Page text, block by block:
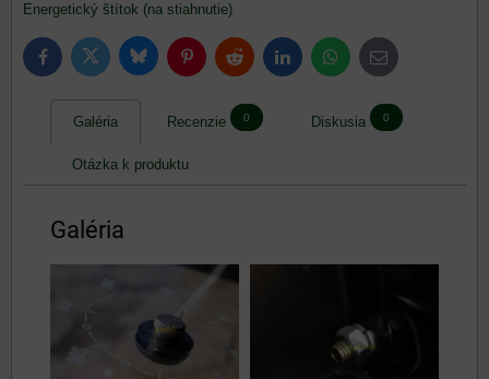
Energetický štítok (na stiahnutie)
FacebookTwitter BlueskyPinterestReddit LinkedInWhatsApp
E-
mail
Galéria Recenzie 0 Diskusia 0
Otázka k produktu
Galéria